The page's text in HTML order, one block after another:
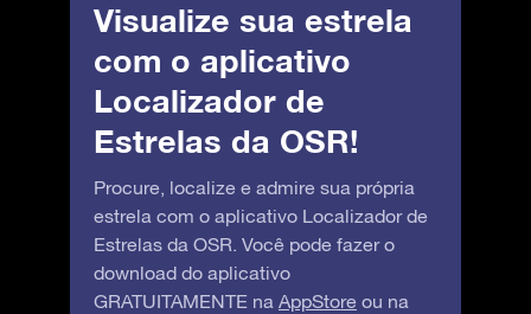
Visualize sua estrela
com o aplicativo
Localizador de
Estrelas da OSR!
Procure, localize e admire sua própria
estrela com o aplicativo Localizador de
Estrelas da OSR. Você pode fazer o
download do aplicativo
GRATUITAMENTE na AppStore ou na